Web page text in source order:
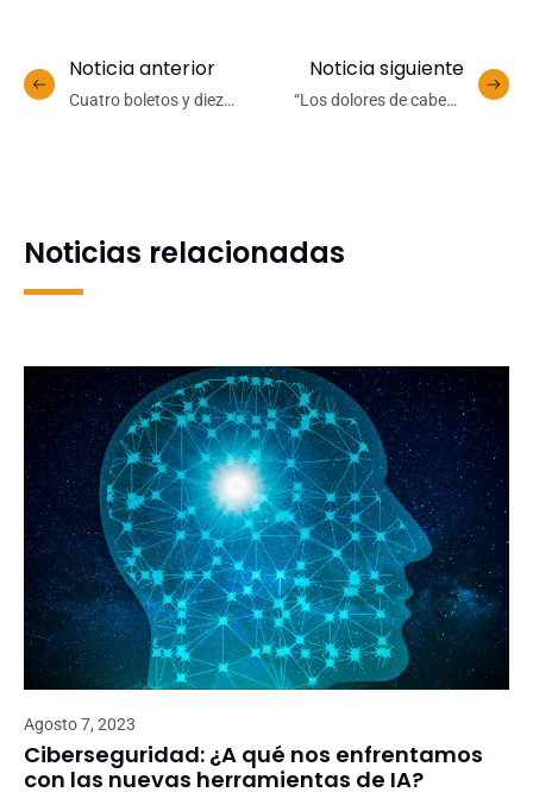
Noticia anterior
Cuatro boletos y diez
Noticia siguiente
“Los dolores de cabeza
Noticias relacionadas
Agosto 7, 2023
Ciberseguridad: ¿A qué nos enfrentamos
con las nuevas herramientas de IA?